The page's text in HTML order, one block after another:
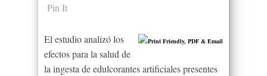
Pin It
El estudio analizó los
efectos para la salud de
la ingesta de edulcorantes artificiales presentes